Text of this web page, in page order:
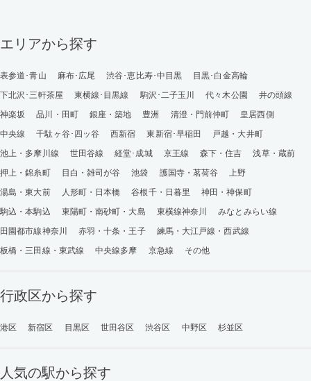
エリアから探す
表参道･青山 麻布･広尾 渋谷･恵比寿･中目黒
目黒･白金高輪
下北沢･三軒茶屋
東横線･目黒線 駒沢･二子玉川 代々木公園
井の頭線
神楽坂
品川・田町 銀座・築地 豊洲 清澄・門前仲町
皇居西側
中央線
千駄ヶ谷･四ッ谷 西新宿 東新宿･早稲田
戸越・大井町
池上・多摩川線
世田谷線 経堂･成城 京王線 森下・住吉
浅草・蔵前
押上・錦糸町
目白・雑司が谷 池袋 護国寺・茗荷谷
上野
湯島・東大前
人形町・日本橋 谷根千・日暮里
神田・神保町
駒込・本駒込
東陽町・南砂町・大島 東横線神奈川
みなとみらい線
田園都市線神奈川
赤羽・十条・王子
練馬・大江戸線・西武線
板橋・三田線・東武線
中央線多摩 京急線 その他
行政区から探す
港区 新宿区 目黒区 世田谷区 渋谷区 中野区 杉並区
人気の駅から探す